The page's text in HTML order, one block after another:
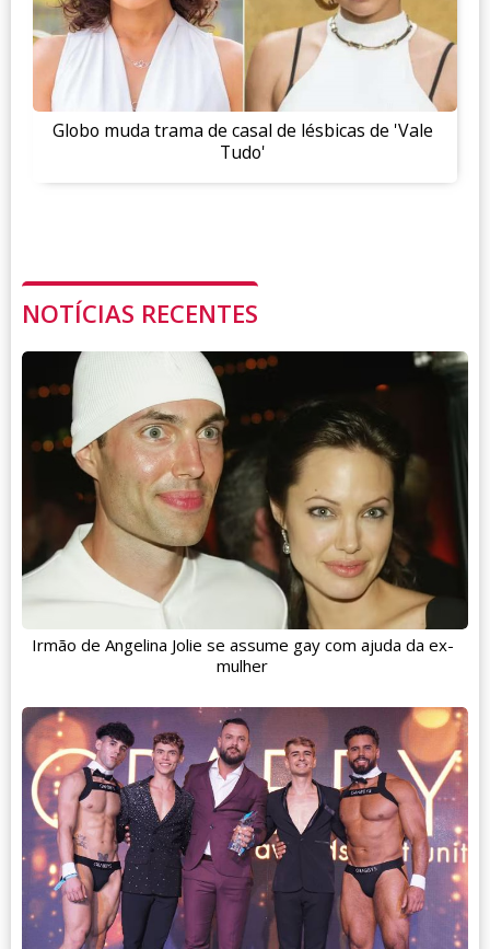
Globo muda trama de casal de lésbicas de 'Vale
Tudo'
NOTÍCIAS RECENTES
Irmão de Angelina Jolie se assume gay com ajuda da ex-
mulher